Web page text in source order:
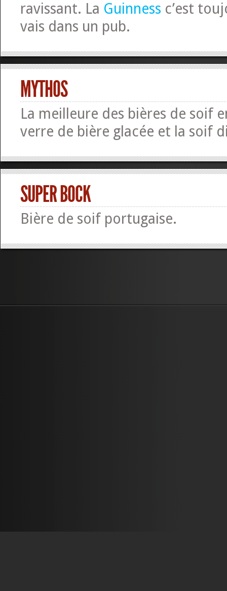
ravissant. La Guinness c’est
vais dans un pub.
MYTHOS
La meilleure des bières de soif
verre de bière glacée et la soif
SUPER BOCK
Bière de soif portugaise.